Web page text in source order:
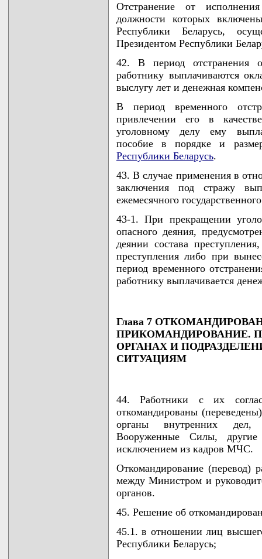
Отстранение от
должности которых
Республики Беларусь,
Президентом Республики
42. В период отстранения
работнику выплачиваются
выслугу лет и денежная
В период временного
привлечении его в
уголовному делу ему
пособие в порядке и
Республики Беларусь.
43. В случае применения в
заключения под стражу
ежемесячного
43-1. При прекращении
опасного деяния,
деянии состава
преступления либо при
период временного
работнику выплачивается
Глава 7
ПРИКОМАНДИРОВАНИЕ.
ОРГАНАХ И
СИТУАЦИЯМ
44. Работники с их
откомандированы
органы внутренних дел,
Вооруженные Силы,
исключением из кадров МЧС.
Откомандирование (перевод)
между Министром и
органов.
45. Решение об
45.1. в отношении лиц
Республики Беларусь;